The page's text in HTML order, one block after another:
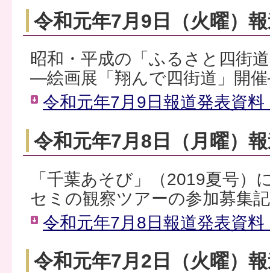
令和元年7月9日（火曜）
昭和・平成の「ふるさと四街
―絵画展「翔んで四街道」開
令和元年7月9日報道発表資
令和元年7月8日（月曜）
「千葉あそび」（2019夏号）
セミの観察ツアーの参加募集
令和元年7月8日報道発表資
令和元年7月2日（火曜）